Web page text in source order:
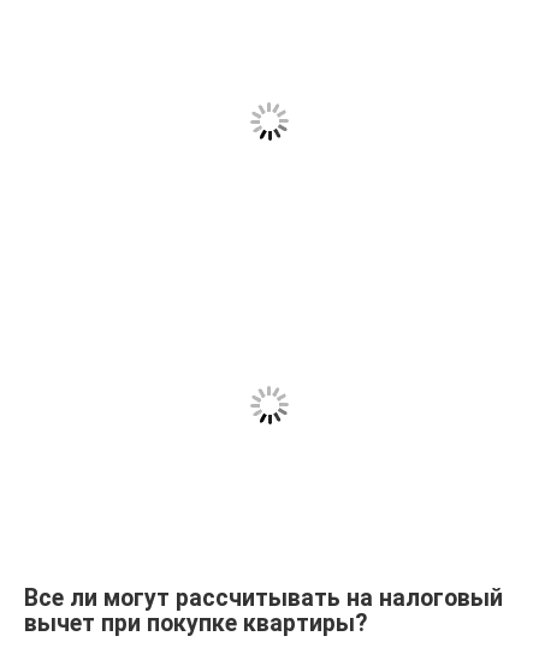
Все ли могут рассчитывать на налоговый
вычет при покупке квартиры?